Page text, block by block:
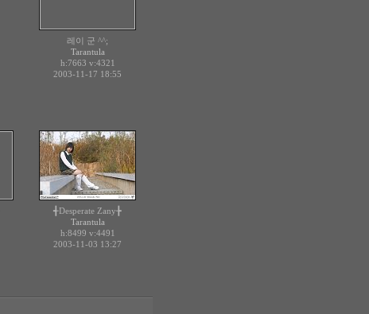
레이 군 ^^;
Tarantula
h:7663 v:4321
2003-11-17 18:55
╉Desperate Zany╊
Tarantula
h:8499 v:4491
2003-11-03 13:27